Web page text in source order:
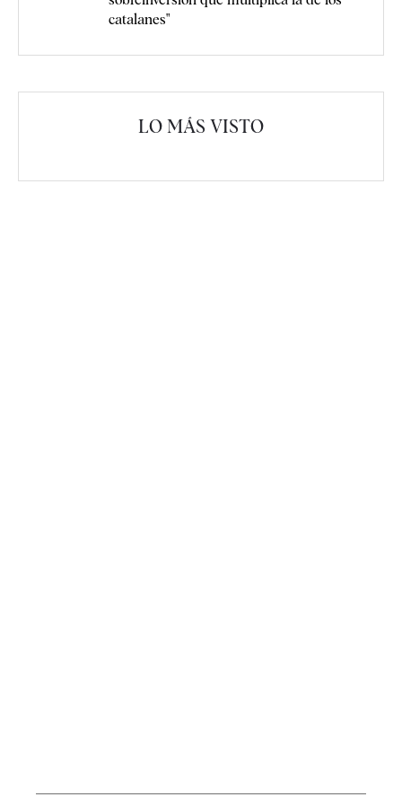
catalanes"
LO MÁS VISTO